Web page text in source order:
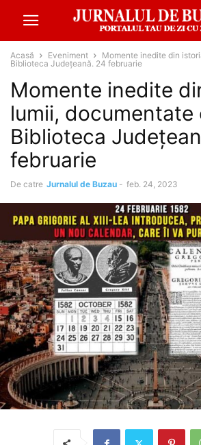
Acasă Eveniment
Momente inedite din
Biblioteca Județeană. 24 februarie
Momente inedite
lumii, documentate
Biblioteca
februarie
De catre Jurnalul de Buzau - feb. 24, 2023